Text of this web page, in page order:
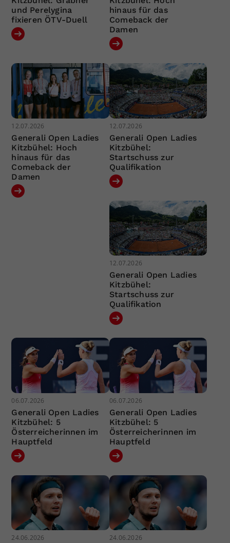
und Perelygina
fixieren ÖTV-Duell
hinaus für das
Comeback der
Damen
12.07.2026
Generali Open Ladies
Kitzbühel: Hoch
hinaus für das
Comeback der
Damen
12.07.2026
Generali Open Ladies
Kitzbühel:
Startschuss zur
Qualifikation
12.07.2026
Generali Open Ladies
Kitzbühel:
Startschuss zur
Qualifikation
06.07.2026
Generali Open Ladies
Kitzbühel: 5
Österreicherinnen im
Hauptfeld
06.07.2026
Generali Open Ladies
Kitzbühel: 5
Österreicherinnen im
Hauptfeld
24.06.2026 24.06.2026